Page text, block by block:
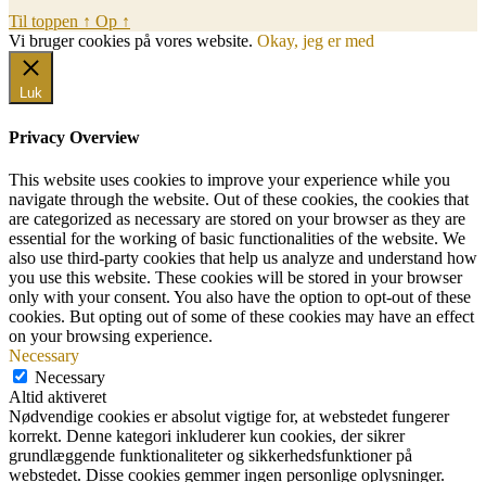
Til toppen ↑ Op ↑
Vi bruger cookies på vores website. Okay, jeg er med
Luk
Privacy Overview
This website uses cookies to improve your experience while you
navigate through the website. Out of these cookies, the cookies that
are categorized as necessary are stored on your browser as they are
essential for the working of basic functionalities of the website. We
also use third-party cookies that help us analyze and understand how
you use this website. These cookies will be stored in your browser
only with your consent. You also have the option to opt-out of these
cookies. But opting out of some of these cookies may have an effect
on your browsing experience.
Necessary
Necessary
Altid aktiveret
Nødvendige cookies er absolut vigtige for, at webstedet fungerer
korrekt. Denne kategori inkluderer kun cookies, der sikrer
grundlæggende funktionaliteter og sikkerhedsfunktioner på
webstedet. Disse cookies gemmer ingen personlige oplysninger.